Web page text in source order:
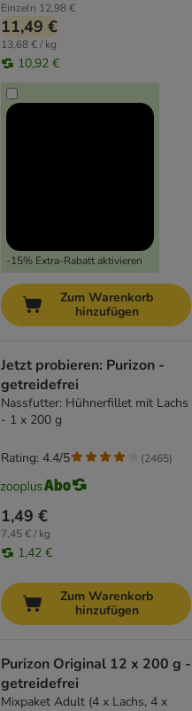
Einzeln 12,98 €
11,49 €
13,68 € / kg
10,92 €
-15% Extra-Rabatt aktivieren
Zum Warenkorb
hinzufügen
Jetzt probieren: Purizon -
getreidefrei
Nassfutter: Hühnerfillet mit Lachs
- 1 x 200 g
1,49 €
7,45 € / kg
1,42 €
Rating: 4.4/5 (2465)
Zum Warenkorb
hinzufügen
Purizon Original 12 x 200 g -
getreidefrei
Mixpaket Adult (4 x Lachs, 4 x